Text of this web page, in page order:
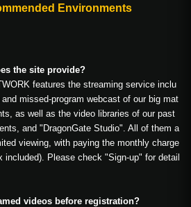
Environments
the site provide?
features the streaming service inclu
missed-program webcast of our big mat
as well as the video libraries of our past
and "DragonGate Studio". All of them a
viewing, with paying the monthly charge
included). Please check "Sign-up" for detail
videos before registration?